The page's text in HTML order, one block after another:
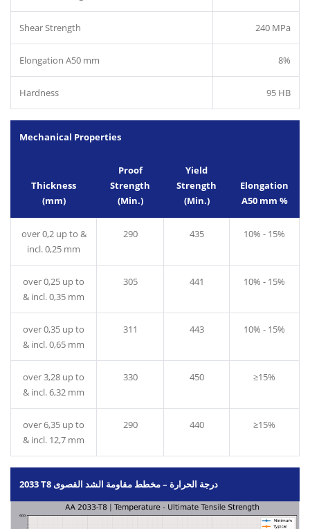
Shear Strength 240 MPa
Elongation A50 mm 8%
Hardness 95 HB
Mechanical Properties
Thickness
(mm)
Proof
Strength
(Min.)
Yield
Strength
(Min.)
Elongation
A50 mm %
over 0,2 up to &
incl. 0,25 mm
290 435 10% - 15%
over 0,25 up to
& incl. 0,35 mm
305 441 10% - 15%
over 0,35 up to
& incl. 0,65 mm
311 443 10% - 15%
over 3,28 up to
& incl. 6,32 mm
330 450 ≥15%
over 6,35 up to
& incl. 12,7 mm
290 440 ≥15%
2033 T8 درجة الحرارة – مخطط مقاومة الشد القصوى